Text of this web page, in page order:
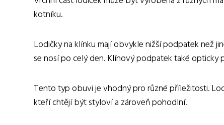
kotníku.
Lodičky na klínku mají obvykle nižší podpatek než
se nosí po celý den. Klínový podpatek také
Tento typ obuvi je vhodný pro různé příležitosti.
kteří chtějí být styloví a zároveň pohodlní.